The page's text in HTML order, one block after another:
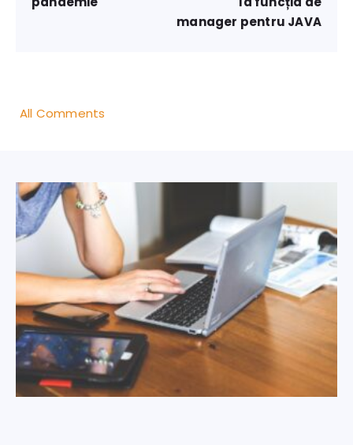
manager pentru JAVA
All Comments